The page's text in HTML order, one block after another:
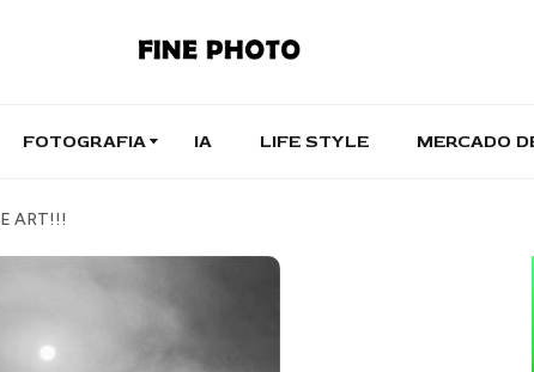
FOTOGRAFIA IA LIFE STYLE MERCADO
ART!!!